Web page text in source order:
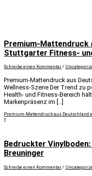
Premium-Mattendruck
Stuttgarter Fitness-
Schreibe einen Kommentar /
Premium-Mattendruck aus
Wellness-Szene Der Trend zu
Health- und Fitness-Bereich
Markenpräsenz im […]
Premium-Mattendruck aus Deutschland
»
Bedruckter
Breuninger
Schreibe einen Kommentar /